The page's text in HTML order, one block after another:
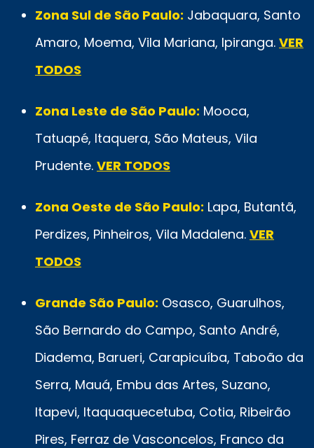
Zona Sul de São Paulo: Jabaquara, Santo
Amaro, Moema, Vila Mariana, Ipiranga. VER
TODOS
Zona Leste de São Paulo: Mooca,
Tatuapé, Itaquera, São Mateus, Vila
Prudente. VER TODOS
Zona Oeste de São Paulo: Lapa, Butantã,
Perdizes, Pinheiros, Vila Madalena. VER
TODOS
Grande São Paulo: Osasco, Guarulhos,
São Bernardo do Campo, Santo André,
Diadema, Barueri, Carapicuíba, Taboão da
Serra, Mauá, Embu das Artes, Suzano,
Itapevi, Itaquaquecetuba, Cotia, Ribeirão
Pires, Ferraz de Vasconcelos, Franco da